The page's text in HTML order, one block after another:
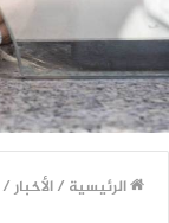
الرئيسية /الأخبار/